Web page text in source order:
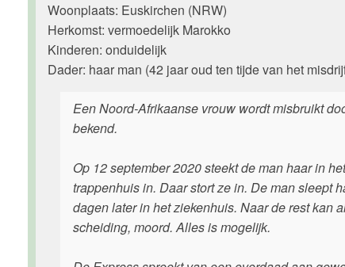
Woonplaats: Euskirchen (NRW)
Herkomst: vermoedelijk Marokko
Kinderen: onduidelijk
Dader: haar man (42 jaar oud ten tijde van het
Een Noord-Afrikaanse vrouw wordt misbruikt
bekend.
Op 12 september 2020 steekt de man haar in
trappenhuis in. Daar stort ze in. De man sleept
dagen later in het ziekenhuis. Naar de rest kan
scheiding, moord. Alles is mogelijk.